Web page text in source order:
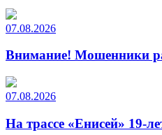
07.08.2026
Внимание! Мошенники
07.08.2026
На трассе «Енисей» 19-